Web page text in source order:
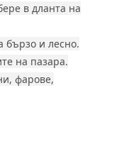
в дланта на
бързо и лесно.
на пазара.
фарове,